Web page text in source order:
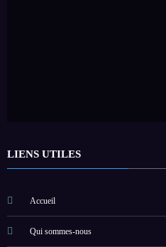
LIENS UTILES
Accueil
Qui sommes-nous